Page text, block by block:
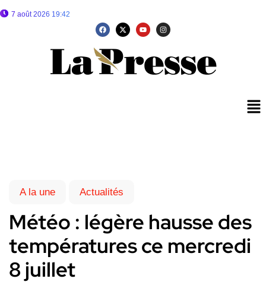
7 août 2026 19:42
A la une Actualités
Météo : légère hausse des
températures ce mercredi
8 juillet